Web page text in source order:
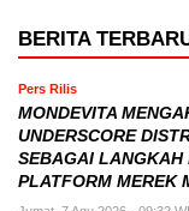
BERITA
Pers Rilis
MONDEVITA
UNDERSCORE
SEBAGAI LANGKAH
PLATFORM MEREK